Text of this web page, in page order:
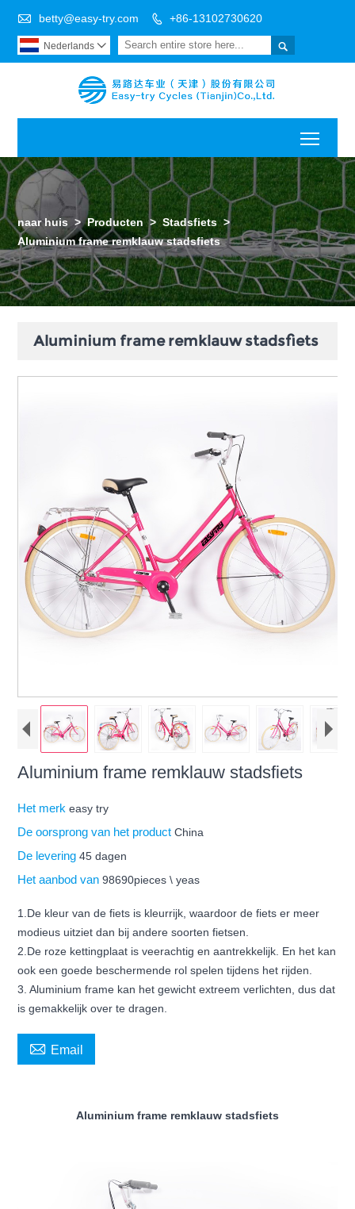
 betty@easy-try.com  +86-13102730620

Nederlands 
naar huis > Producten > Stadsfiets >
Aluminium frame remklauw stadsfiets
Aluminium frame remklauw stadsfiets
Aluminium frame remklauw stadsfiets
Het merkeasy try
De oorsprong van het productChina
De levering45 dagen
Het aanbod van98690pieces \ yeas
1.De kleur van de fiets is kleurrijk, waardoor de fiets er meer
modieus uitziet dan bij andere soorten fietsen.
2.De roze kettingplaat is veerachtig en aantrekkelijk. En het kan
ook een goede beschermende rol spelen tijdens het rijden.
3. Aluminium frame kan het gewicht extreem verlichten, dus dat
is gemakkelijk over te dragen.
 Email
Aluminium frame remklauw stadsfiets